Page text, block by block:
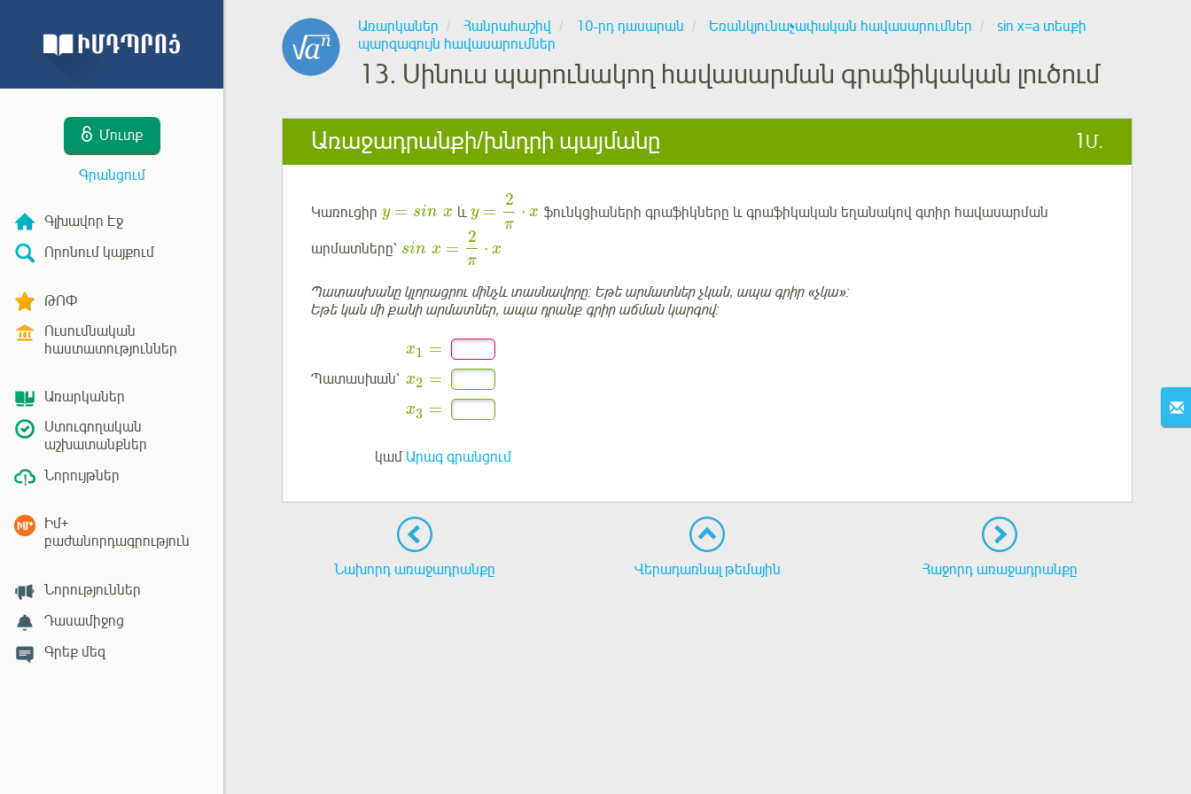
Մուտք
Գրանցում
Գլխավոր Էջ
Որոնում կայքում
ԹՈՓ
Ուսումնական
հաստատություններ
Առարկաներ
Ստուգողական
աշխատանքներ
Նորույթներ
Իմ+
բաժանորդագրություն
Նորություններ
Դասամիջոց
Գրեք մեզ
Առարկաներ Հանրահաշիվ 10-րդ դասարան Եռանկյունաչափական հավասարումներ
sin х=a տեսքի
պարզագույն հավասարումներ
13. Սինուս պարունակող հավասարման գրաֆիկական լուծում
Առաջադրանքի/խնդրի պայմանը 1 Մ.
Կառուցիր y = sin x ևy =
2
π
⋅ x ֆունկցիաների գրաֆիկները և գրաֆիկական եղանակով գտիր հավասարման
արմատները՝ sin x =
2
π
⋅ x
Պատասխանը կլորացրու մինչև տասնավորը: Եթե արմատներ չկան, ապա գրիր «չկա»:
Եթե կան մի քանի արմատներ, ապա դրանք գրիր աճման կարգով:
Պատասխան՝
x1 =
x2 =
x3 =
կամ Արագ գրանցում
Նախորդ առաջադրանքը Վերադառնալ թեմային Հաջորդ առաջադրանքը